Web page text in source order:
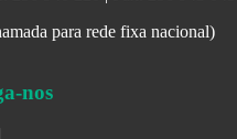
para rede fixa nacional)
nos